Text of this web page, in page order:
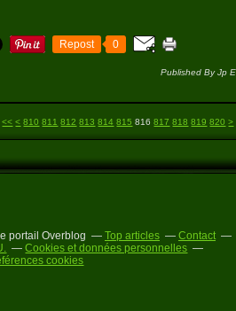
Repost 0
Published By Jp
<< < 800
810 811 812 813 814 815 816 817 818 819 820 >
portail Overblog Top articles
Contact
Cookies et données personnelles
cookies